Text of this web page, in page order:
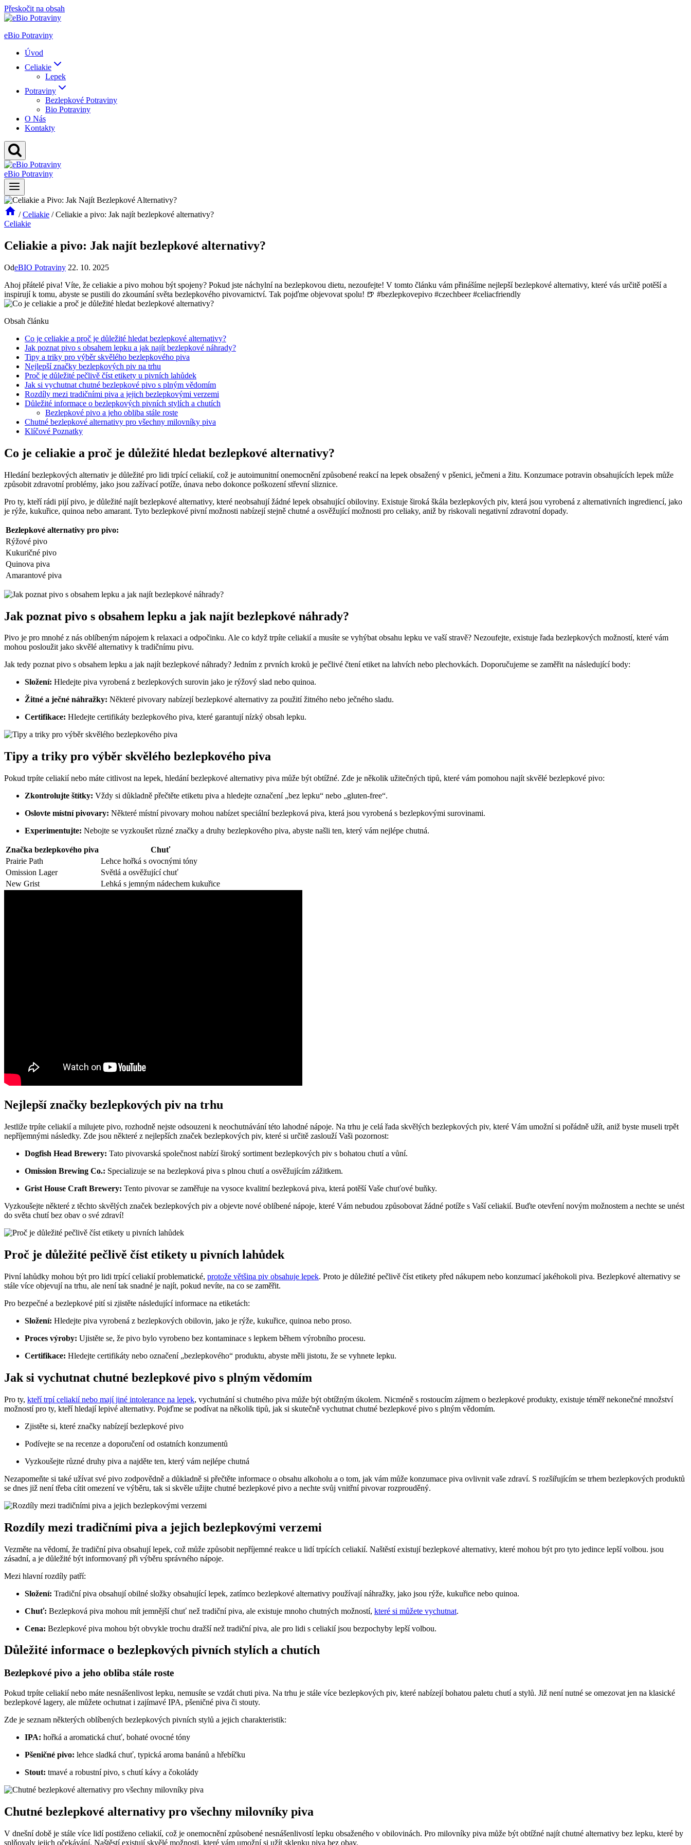
Přeskočit na obsah
eBio Potraviny
Úvod
Celiakie
Lepek
Potraviny
Bezlepkové Potraviny
Bio Potraviny
O Nás
Kontakty
eBio Potraviny
/ Celiakie / Celiakie a pivo: Jak najít bezlepkové alternativy?
Celiakie
Celiakie a pivo: Jak najít bezlepkové alternativy?
OdeBIO Potraviny 22. 10. 2025
Ahoj přátelé piva! Víte, že celiakie a pivo mohou být spojeny? Pokud jste náchylní na bezlepkovou dietu, nezoufejte! V tomto článku vám přinášíme nejlepší bezlepkové alternativy, které vás určitě potěší a
inspirují k tomu, abyste se pustili do zkoumání světa bezlepkového pivovarnictví. Tak pojďme objevovat spolu! 🍺 #bezlepkovepivo #czechbeer #celiacfriendly
Obsah článku
Co je celiakie a proč je důležité hledat bezlepkové alternativy?
Jak poznat pivo s obsahem lepku a jak najít bezlepkové náhrady?
Tipy a triky pro výběr skvělého bezlepkového piva
Nejlepší značky bezlepkových piv na trhu
Proč je důležité pečlivě číst etikety u pivních lahůdek
Jak si vychutnat chutné bezlepkové pivo s plným vědomím
Rozdíly mezi tradičními piva a jejich bezlepkovými verzemi
Důležité informace o bezlepkových pivních stylích a chutích
Bezlepkové pivo a jeho obliba stále roste
Chutné bezlepkové alternativy pro všechny milovníky piva
Klíčové Poznatky
Co je celiakie a proč je důležité hledat bezlepkové alternativy?
Hledání bezlepkových alternativ je důležité pro lidi trpící celiakií, což je autoimunitní onemocnění způsobené reakcí na lepek obsažený v pšenici, ječmeni a žitu. Konzumace potravin obsahujících lepek může
způsobit zdravotní problémy, jako jsou zažívací potíže, únava nebo dokonce poškození střevní sliznice.
Pro ty, kteří rádi pijí pivo, je důležité najít bezlepkové alternativy, které neobsahují žádné lepek obsahující obiloviny. Existuje široká škála bezlepkových piv, která jsou vyrobená z alternativních ingrediencí, jako
je rýže, kukuřice, quinoa nebo amarant. Tyto bezlepkové pivní možnosti nabízejí stejně chutné a osvěžující možnosti pro celiaky, aniž by riskovali negativní zdravotní dopady.
Bezlepkové alternativy pro pivo:
Rýžové pivo
Kukuričné pivo
Quinova piva
Amarantové piva
Jak poznat pivo s obsahem lepku a jak najít bezlepkové náhrady?
Pivo je pro mnohé z nás oblíbeným nápojem k relaxaci a odpočinku. Ale co když trpíte celiakií a musíte se vyhýbat obsahu lepku ve vaší stravě? Nezoufejte, existuje řada bezlepkových možností, které vám
mohou posloužit jako skvělé alternativy k tradičnímu pivu.
Jak tedy poznat pivo s obsahem lepku a jak najít bezlepkové náhrady? Jedním z prvních kroků je pečlivé čtení etiket na lahvích nebo plechovkách. Doporučujeme se zaměřit na následující body:
Složení: Hledejte piva vyrobená z bezlepkových surovin jako je rýžový slad nebo quinoa.
Žitné a ječné náhražky: Některé pivovary nabízejí bezlepkové alternativy za použití žitného nebo ječného sladu.
Certifikace: Hledejte certifikáty bezlepkového piva, které garantují nízký obsah lepku.
Tipy a triky pro výběr skvělého bezlepkového piva
Pokud trpíte celiakií nebo máte citlivost na lepek, hledání bezlepkové alternativy piva může být obtížné. Zde je několik užitečných tipů, které vám pomohou najít skvělé bezlepkové pivo:
Zkontrolujte štítky: Vždy si důkladně přečtěte etiketu piva a hledejte označení „bez lepku“ nebo „gluten-free“.
Oslovte místní pivovary: Některé místní pivovary mohou nabízet speciální bezlepková piva, která jsou vyrobená s bezlepkovými surovinami.
Experimentujte: Nebojte se vyzkoušet různé značky a druhy bezlepkového piva, abyste našli ten, který vám nejlépe chutná.
Značka bezlepkového piva
Chuť
Prairie Path
Lehce hořká s ovocnými tóny
Omission Lager
Světlá a osvěžující chuť
New Grist
Lehká s jemným nádechem kukuřice
Nejlepší značky bezlepkových piv na trhu
Jestliže trpíte celiakií a milujete pivo, rozhodně nejste odsouzeni k neochutnávání této lahodné nápoje. Na trhu je celá řada skvělých bezlepkových piv, které Vám umožní si pořádně užít, aniž byste museli trpět
nepříjemnými následky. Zde jsou některé z nejlepších značek bezlepkových piv, které si určitě zaslouží Vaši pozornost:
Dogfish Head Brewery: Tato pivovarská společnost nabízí široký sortiment bezlepkových piv s bohatou chutí a vůní.
Omission Brewing Co.: Specializuje se na bezlepková piva s plnou chutí a osvěžujícím zážitkem.
Grist House Craft Brewery: Tento pivovar se zaměřuje na vysoce kvalitní bezlepková piva, která potěší Vaše chuťové buňky.
Vyzkoušejte některé z těchto skvělých značek bezlepkových piv a objevte nové oblíbené nápoje, které Vám nebudou způsobovat žádné potíže s Vaší celiakií. Buďte otevření novým možnostem a nechte se unést
do světa chutí bez obav o své zdraví!
Proč je důležité pečlivě číst etikety u pivních lahůdek
Pivní lahůdky mohou být pro lidi trpící celiakií problematické, protože většina piv obsahuje lepek. Proto je důležité pečlivě číst etikety před nákupem nebo konzumací jakéhokoli piva. Bezlepkové alternativy se
stále více objevují na trhu, ale není tak snadné je najít, pokud nevíte, na co se zaměřit.
Pro bezpečné a bezlepkové pití si zjistěte následující informace na etiketách:
Složení: Hledejte piva vyrobená z bezlepkových obilovin, jako je rýže, kukuřice, quinoa nebo proso.
Proces výroby: Ujistěte se, že pivo bylo vyrobeno bez kontaminace s lepkem během výrobního procesu.
Certifikace: Hledejte certifikáty nebo označení „bezlepkového“ produktu, abyste měli jistotu, že se vyhnete lepku.
Jak si vychutnat chutné bezlepkové pivo s plným vědomím
Pro ty, kteří trpí celiakií nebo mají jiné intolerance na lepek, vychutnání si chutného piva může být obtížným úkolem. Nicméně s rostoucím zájmem o bezlepkové produkty, existuje téměř nekonečné množství
možností pro ty, kteří hledají lepivé alternativy. Pojďme se podívat na několik tipů, jak si skutečně vychutnat chutné bezlepkové pivo s plným vědomím.
Zjistěte si, které značky nabízejí bezlepkové pivo
Podívejte se na recenze a doporučení od ostatních konzumentů
Vyzkoušejte různé druhy piva a najděte ten, který vám nejlépe chutná
Nezapomeňte si také užívat své pivo zodpovědně a důkladně si přečtěte informace o obsahu alkoholu a o tom, jak vám může konzumace piva ovlivnit vaše zdraví. S rozšiřujícím se trhem bezlepkových produktů
se dnes již není třeba cítit omezení ve výběru, tak si skvěle užijte chutné bezlepkové pivo a nechte svůj vnitřní pivovar rozprouděný.
Rozdíly mezi tradičními piva a jejich bezlepkovými verzemi
Vezměte na vědomí, že tradiční piva obsahují lepek, což může způsobit nepříjemné reakce u lidí trpících celiakií. Naštěstí existují bezlepkové alternativy, které mohou být pro tyto jedince lepší volbou. jsou
zásadní, a je důležité být informovaný při výběru správného nápoje.
Mezi hlavní rozdíly patří:
Složení: Tradiční piva obsahují obilné složky obsahující lepek, zatímco bezlepkové alternativy používají náhražky, jako jsou rýže, kukuřice nebo quinoa.
Chuť: Bezlepková piva mohou mít jemnější chuť než tradiční piva, ale existuje mnoho chutných možností, které si můžete vychutnat.
Cena: Bezlepkové piva mohou být obvykle trochu dražší než tradiční piva, ale pro lidi s celiakií jsou bezpochyby lepší volbou.
Důležité informace o bezlepkových pivních stylích a chutích
Bezlepkové pivo a jeho obliba stále roste
Pokud trpíte celiakií nebo máte nesnášenlivost lepku, nemusíte se vzdát chuti piva. Na trhu je stále více bezlepkových piv, které nabízejí bohatou paletu chutí a stylů. Již není nutné se omezovat jen na klasické
bezlepkové lagery, ale můžete ochutnat i zajímavé IPA, pšeničné piva či stouty.
Zde je seznam některých oblíbených bezlepkových pivních stylů a jejich charakteristik:
IPA: hořká a aromatická chuť, bohaté ovocné tóny
Pšeničné pivo: lehce sladká chuť, typická aroma banánů a hřebíčku
Stout: tmavé a robustní pivo, s chutí kávy a čokolády
Chutné bezlepkové alternativy pro všechny milovníky piva
V dnešní době je stále více lidí postiženo celiakií, což je onemocnění způsobené nesnášenlivostí lepku obsaženého v obilovinách. Pro milovníky piva může být obtížné najít chutné alternativy bez lepku, které by
splňovaly jejich očekávání. Naštěstí existují skvělé možnosti, které vám umožní si užít sklenku piva bez obav.